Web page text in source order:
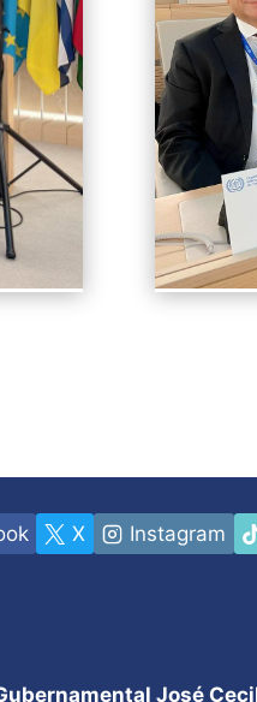
X Instagram
José